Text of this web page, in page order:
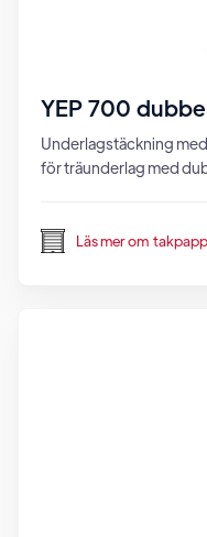
YEP 700
Underlagstäckning
för träunderlag med
Läs mer om takpapp